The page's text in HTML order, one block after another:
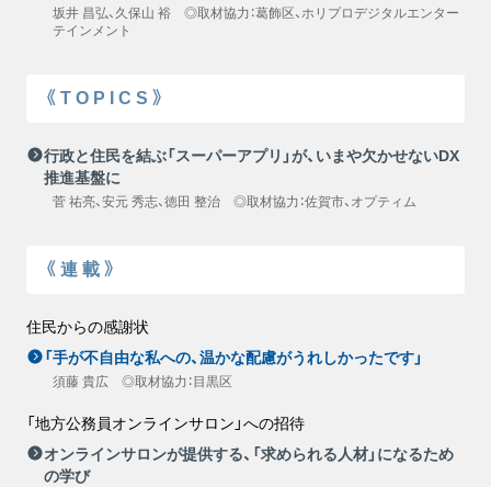
坂井 昌弘、久保山 裕 ◎取材協力：葛飾区、ホリプロデジタルエンター
テインメント
《TOPICS》
行政と住民を結ぶ「スーパーアプリ」が、いまや欠かせないDX
推進基盤に
菅 祐亮、安元 秀志、徳田 整治 ◎取材協力：佐賀市、オプティム
《連載》
住民からの感謝状
「手が不自由な私への、温かな配慮がうれしかったです」
須藤 貴広 ◎取材協力：目黒区
「地方公務員オンラインサロン」への招待
オンラインサロンが提供する、「求められる人材」になるため
の学び